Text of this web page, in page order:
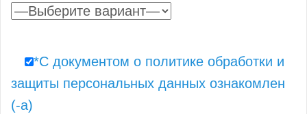
*С документом о политике обработки и
защиты персональных данных ознакомлен
(-а)